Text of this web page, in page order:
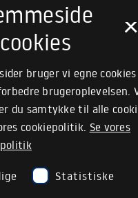
×
bruger vi egne cookies
brugeroplevelsen.
du samtykke til alle
cookiepolitik. Se vores
Statistiske